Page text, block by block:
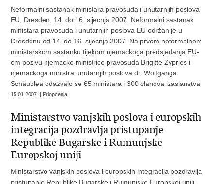
Neformalni sastanak ministara pravosuda i unutarnjih poslova
EU, Dresden, 14. do 16. sijecnja 2007. Neformalni sastanak
ministara pravosuda i unutarnjih poslova EU održan je u
Dresdenu od 14. do 16. sijecnja 2007. Na prvom neformalnom
ministarskom sastanku tijekom njemackoga predsjedanja EU-
om pozivu njemacke ministrice pravosuda Brigitte Zypries i
njemackoga ministra unutarnjih poslova dr. Wolfganga
Schäublea odazvalo se 65 ministara i 300 clanova izaslanstva.
15.01.2007. | Priopćenja
Ministarstvo vanjskih poslova i europskih
integracija pozdravlja pristupanje
Republike Bugarske i Rumunjske
Europskoj uniji
Ministarstvo vanjskih poslova i europskih integracija pozdravlja
pristupanje Republike Bugarske i Rumunjske Europskoj uniji